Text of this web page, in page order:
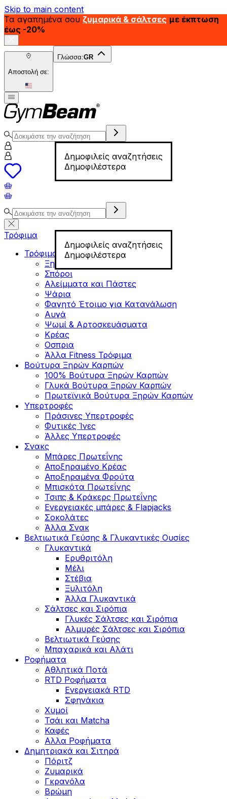
Skip to main content
Τα αγαπημένα σου ζυμαρικά & σάλτσες με έκπτωση
έως -20%
Αποστολή σε:
Γλώσσα:GR
Δημοφιλείς αναζητήσεις
Δημοφιλέστερα
Δημοφιλείς αναζητήσεις
Δημοφιλέστερα
Τρόφιμα
Τρόφιμα για Fitness
Ξηροί Καρποί
Σπόροι
Αλείμματα και Πάστες
Ψάρια
Φαγητό Έτοιμο για Κατανάλωση
Αυγά
Ψωμί & Αρτοσκευάσματα
Κρέας
Οσπρια
Άλλα Fitness Τρόφιμα
Βούτυρα Ξηρών Καρπών
100% Βούτυρα Ξηρών Καρπών
Γλυκά Βούτυρα Ξηρών Καρπών
Πρωτεϊνικά Βούτυρα Ξηρών Καρπών
Υπερτροφές
Πράσινες Υπερτροφές
Φυτικές Ίνες
Άλλες Υπερτροφές
Σνακς
Μπάρες Πρωτεΐνης
Αποξηραμένο Κρέας
Αποξηραμένα Φρούτα
Μπισκότα Πρωτεΐνης
Τσιπς & Kράκερς Πρωτεΐνης
Ενεργειακές μπάρες & Flapjacks
Σοκολάτες
Άλλα Σνακ
Βελτιωτικά Γεύσης & Γλυκαντικές Ουσίες
Γλυκαντικά
Ερυθριτόλη
Μέλι
Στέβια
Ξυλιτόλη
Άλλα Γλυκαντικά
Σάλτσες και Σιρόπια
Γλυκές Σάλτσες και Σιρόπια
Αλμυρές Σάλτσες και Σιρόπια
Bελτιωτικά Γεύσης
Μπαχαρικά και Αλάτι
Ροφήματα
Αθλητικά Ποτά
RTD Ροφήματα
Ενεργειακά RTD
Σφηνάκια
Χυμοί
Τσάι και Matcha
Καφές
Αλλα Ροφήματα
Δημητριακά και Σιτηρά
Πόριτζ
Ζυμαρικά
Γκρανόλα
Βρώμη